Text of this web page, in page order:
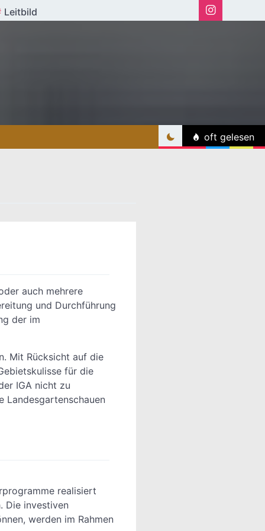
Leitbild
oft gelesen
auch mehrere
und Durchführung
der im
Mit Rücksicht auf die
für die
IGA nicht zu
Landesgartenschauen
realisiert
Die investiven
werden im Rahmen